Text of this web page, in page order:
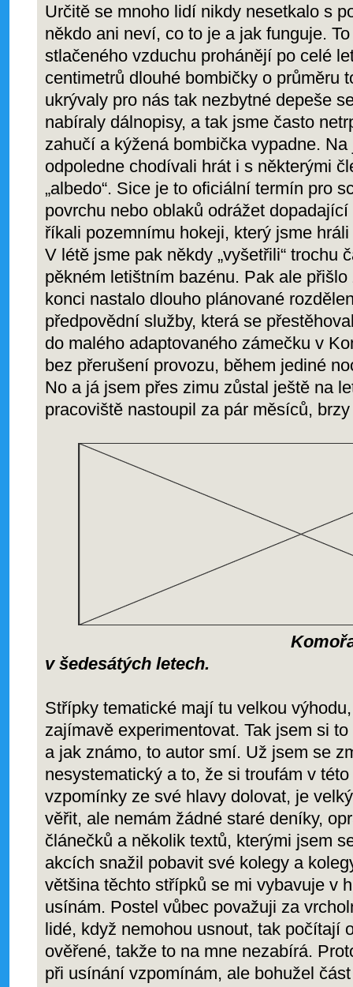
Určitě se mnoho lidí nikdy nesetkalo s
někdo ani neví, co to je a jak funguje.
stlačeného vzduchu prohánějí po celé
centimetrů dlouhé bombičky o průměru
ukrývaly pro nás tak nezbytné depeše
nabíraly dálnopisy, a tak jsme často
zahučí a kýžená bombička vypadne.
odpoledne chodívali hrát i s některými
„albedo“. Sice je to oficiální termín pro
povrchu nebo oblaků odrážet
říkali pozemnímu hokeji, který jsme
V létě jsme pak někdy „vyšetřili“ trochu
pěkném letištním bazénu. Pak ale
konci nastalo dlouho plánované
předpovědní služby, která se
do malého adaptovaného zámečku v
bez přerušení provozu, během jediné
No a já jsem přes zimu zůstal ještě na
pracoviště nastoupil za pár měsíců,
Komořanský
v šedesátých letech.
Střípky tematické mají tu velkou
zajímavě experimentovat. Tak jsem si
a jak známo, to autor smí. Už jsem se
nesystematický a to, že si troufám v
vzpomínky ze své hlavy dolovat, je
věřit, ale nemám žádné staré deníky,
článečků a několik textů, kterými jsem
akcích snažil pobavit své kolegy a
většina těchto střípků se mi vybavuje v
usínám. Postel vůbec považuji za
lidé, když nemohou usnout, tak počítají
ověřené, takže to na mne nezabírá.
při usínání vzpomínám, ale bohužel